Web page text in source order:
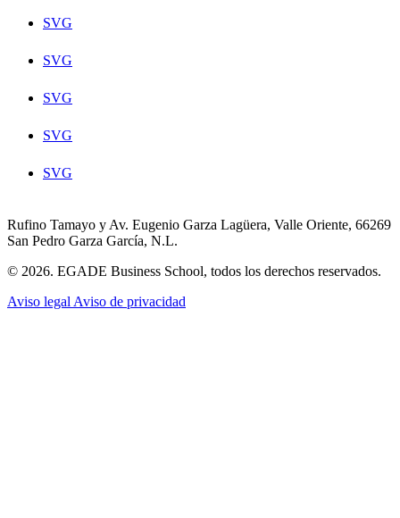
SVG
SVG
SVG
SVG
SVG
Rufino Tamayo y Av. Eugenio Garza Lagüera, Valle Oriente, 66269
San Pedro Garza García, N.L.
© 2026. EGADE Business School, todos los derechos reservados.
Aviso legal Aviso de privacidad